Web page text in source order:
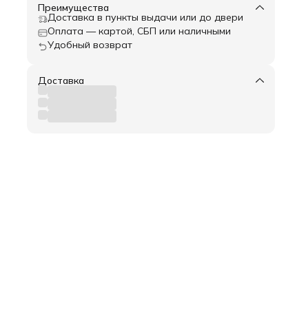
Преимущества
Доставка в пункты выдачи или до двери
Оплата — картой, СБП или наличными
Удобный возврат
Доставка